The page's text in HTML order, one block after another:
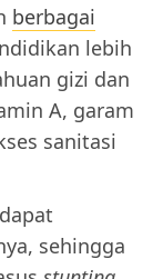
berbagai
lebih
gizi dan
A, garam
sanitasi
sehingga